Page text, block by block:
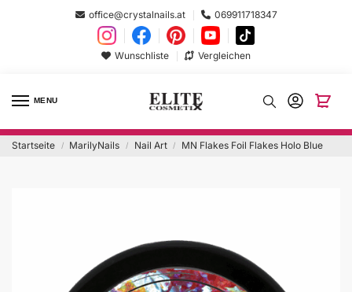
office@crystalnails.at 069911718347
Wunschliste Vergleichen
MENU
Startseite / MarilyNails / Nail Art / MN Flakes Foil Flakes Holo Blue